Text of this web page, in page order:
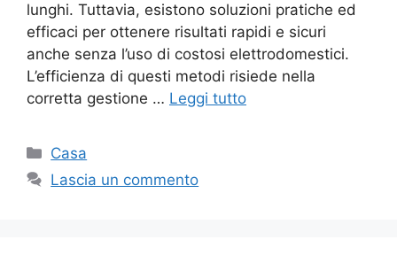
lunghi. Tuttavia, esistono soluzioni pratiche ed
efficaci per ottenere risultati rapidi e sicuri
anche senza l’uso di costosi elettrodomestici.
L’efficienza di questi metodi risiede nella
corretta gestione … Leggi tutto
Categorie
Casa
Lascia un commento